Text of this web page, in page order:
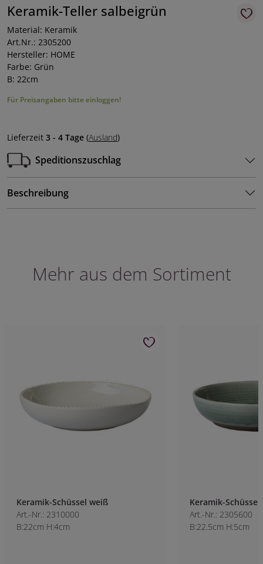
Keramik-Teller salbeigrün
Material: Keramik
Art.Nr.: 2305200
Hersteller: HOME
Farbe: Grün
B: 22cm
Für Preisangaben bitte einloggen!
Lieferzeit 3 - 4 Tage (Ausland)
Speditionszuschlag
Beschreibung
Mehr aus dem Sortiment
Keramik-Schüssel weiß
Art.-Nr.: 2310000
B:22cm H:4cm
Keramik-
Art.-Nr.: 2305600
B:22.5cm H:5cm